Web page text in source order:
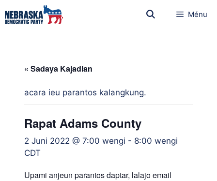
Ménu
« Sadaya Kajadian
acara ieu parantos kalangkung.
Rapat Adams County
2 Juni 2022 @ 7:00 wengi - 8:00 wengi
CDT
Upami anjeun parantos daptar, lalajo email